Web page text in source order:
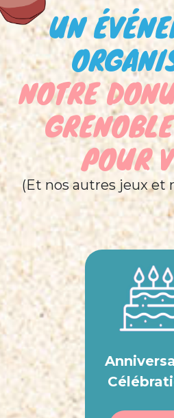
UN
NOTRE
POUR
(Et nos autres jeux et